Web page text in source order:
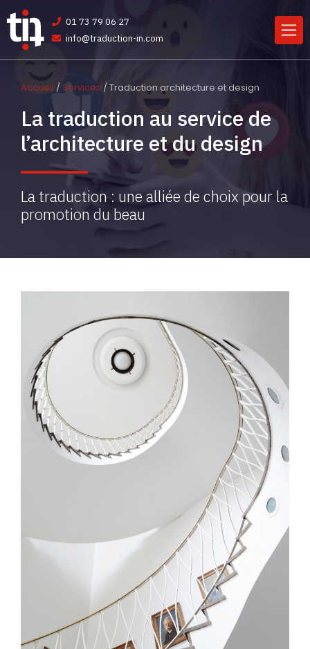
01 73 79 06 27
info@traduction-in.com
Accueil / Services / Traduction architecture et design
La traduction au service de
l’architecture et du design
La traduction : une alliée de choix pour la
promotion du beau